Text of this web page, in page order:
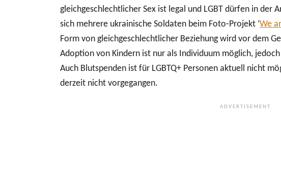
gleichgeschlechtlicher Sex ist legal und LGBT dürfen in der
sich mehrere ukrainische Soldaten beim Foto-Projekt ‘We
Form von gleichgeschlechtlicher Beziehung wird vor dem
Adoption von Kindern ist nur als Individuum möglich,
Auch Blutspenden ist für LGBTQ+ Personen aktuell nicht
derzeit nicht vorgegangen.